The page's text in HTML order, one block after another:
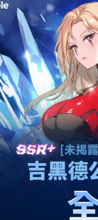
XSR+
[非
選
別
人
員]
烏
雷
克．
馬
奇
努
正
式
登
場〉